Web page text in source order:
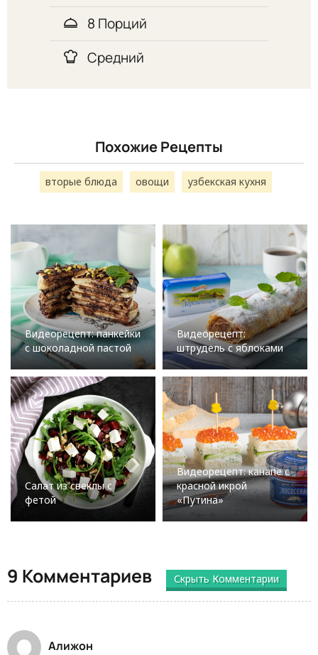
8 Порций
Средний
Похожие Рецепты
вторые блюда овощи узбекская кухня
Видеорецепт: панкейки
с шоколадной пастой
Видеорецепт:
штрудель с яблоками
Салат из свеклы с
фетой
Видеорецепт: канапе с
красной икрой
«Путина»
9 Комментариев Скрыть Комментарии
Алижон